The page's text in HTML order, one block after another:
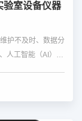
验室设备仪器
人工智能（AI）、
机构、高校实...